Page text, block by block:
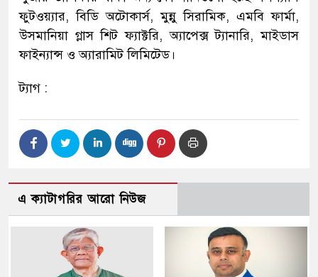
ফুটওয়্যার, বিডি অটোকার্স, মুন্নু সিরামিক, এমবি ফার্মা,
উসমানিয়া গ্লাস শিট ফ্যাক্টরি, অ্যাপেক্স ট্যানারি, মাইডাস
ফাইন্যান্স ও অ্যারামিট লিমিটেড।
ট্যাগ :
এ ক্যাটাগরির আরো নিউজ